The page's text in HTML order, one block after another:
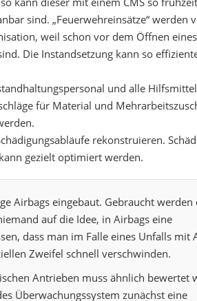
sind. „Feuerwehreinsätze“ werden
weil schon vor dem Öffnen
Die Instandsetzung kann so
und alle
für Material und
rekonstruieren.
gezielt optimiert werden.
Airbags eingebaut. Gebraucht werden
auf die Idee, in Airbags eine
dass man im Falle eines Unfalls mit
Zweifel schnell verschwinden.
Antrieben muss ähnlich bewertet
Überwachungssystem zunächst eine